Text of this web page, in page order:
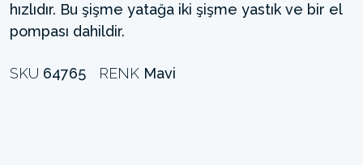
hızlıdır. Bu şişme yatağa iki şişme yastık ve bir el
pompası dahildir.
SKU 64765 RENK Mavi